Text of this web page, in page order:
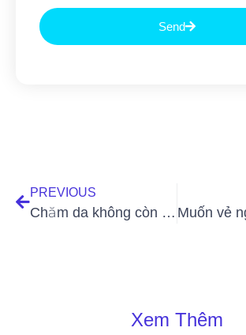
Send
PREVIOUS
Chăm da không còn khó với bật mí từ người đẹp Hà Thu
Xem Thêm